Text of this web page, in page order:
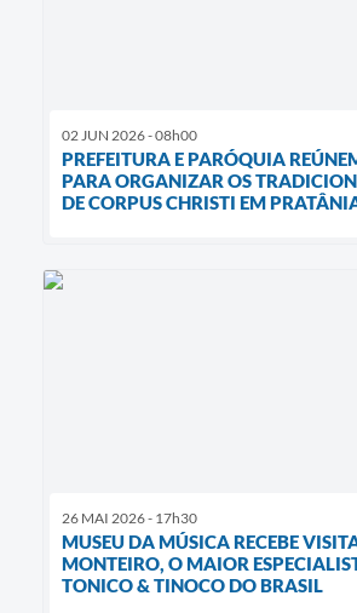
02 JUN 2026 - 08h00
PREFEITURA E PARÓQUIA
PARA ORGANIZAR OS
DE CORPUS CHRISTI EM
26 MAI 2026 - 17h30
MUSEU DA MÚSICA RECEBE
MONTEIRO, O MAIOR
TONICO & TINOCO DO BRASIL